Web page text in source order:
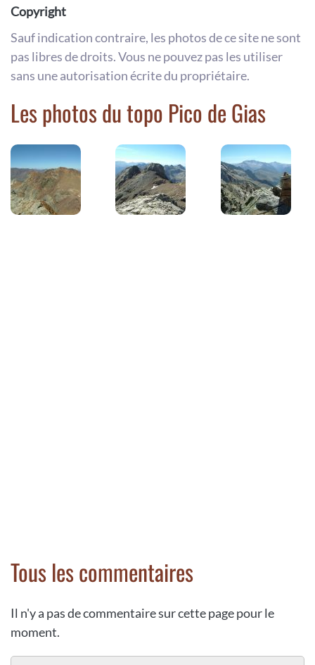
Copyright
Sauf indication contraire, les photos de ce site ne sont
pas libres de droits. Vous ne pouvez pas les utiliser
sans une autorisation écrite du propriétaire.
Les photos du topo Pico de Gias
Tous les commentaires
Il n'y a pas de commentaire sur cette page pour le
moment.